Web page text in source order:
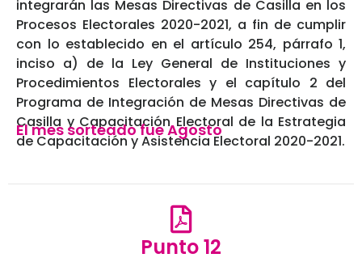
integrarán las Mesas Directivas de Casilla en los
Procesos Electorales 2020-2021, a fin de cumplir
con lo establecido en el artículo 254, párrafo 1,
inciso a) de la Ley General de Instituciones y
Procedimientos Electorales y el capítulo 2 del
Programa de Integración de Mesas Directivas de
Casilla y Capacitación Electoral de la Estrategia
de Capacitación y Asistencia Electoral 2020-2021.
El mes sorteado fue Agosto
Punto 12